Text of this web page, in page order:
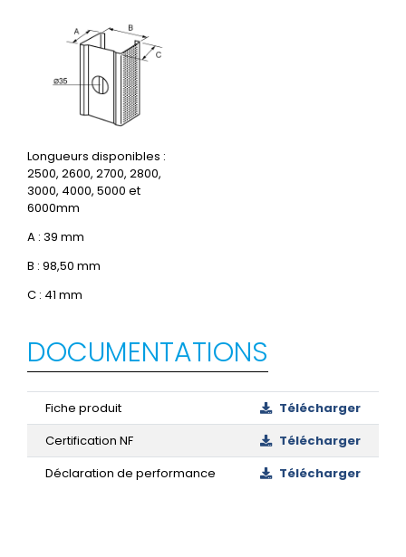
Longueurs disponibles :
2500, 2600, 2700, 2800,
3000, 4000, 5000 et
6000mm
A : 39 mm
B : 98,50 mm
C : 41 mm
DOCUMENTATIONS
Fiche produit
Télécharger
Certification NF
Télécharger
Déclaration de performance
Télécharger